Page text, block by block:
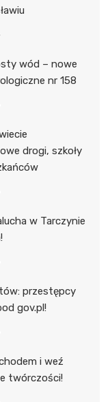
wód – nowe
nr 158
drogi, szkoły
w Tarczynie
przestępcy
gov.pl!
i weź
twórczości!